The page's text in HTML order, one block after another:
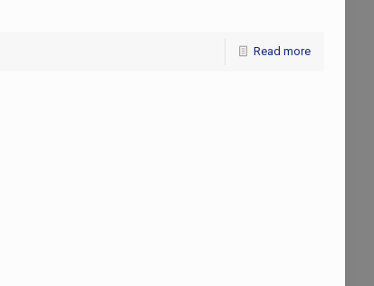
Read more